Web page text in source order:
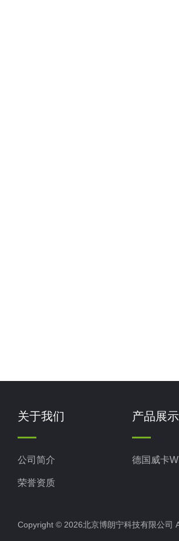
关于我们
公司简介
荣誉资质
产品展示
德国威卡
Copyright © 2026北京博朗宁科技有限公司